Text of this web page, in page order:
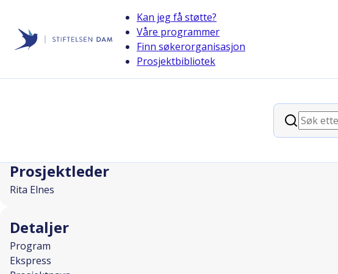
Kan jeg få støtte?
Våre programmer
Finn søkerorganisasjon
Prosjektbibliotek
Søk
Prosjektleder
Rita Elnes
Detaljer
Program
Ekspress